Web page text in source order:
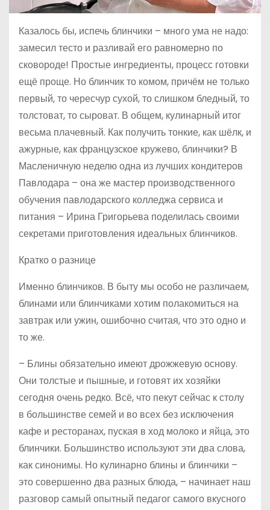
Казалось бы, испечь блинчики – много ума не надо:
замесил тесто и разливай его равномерно по
сковороде! Простые ингредиенты, процесс готовки
ещё проще. Но блинчик то комом, причём не только
первый, то чересчур сухой, то слишком бледный, то
толстоват, то сыроват. В общем, кулинарный итог
весьма плачевный. Как получить тонкие, как шёлк, и
ажурные, как французское кружево, блинчики? В
Масленичную неделю одна из лучших кондитеров
Павлодара – она же мастер производственного
обучения павлодарского колледжа сервиса и
питания – Ирина Григорьева поделилась своими
секретами приготовления идеальных блинчиков.
Кратко о разнице
Именно блинчиков. В быту мы особо не различаем,
блинами или блинчиками хотим полакомиться на
завтрак или ужин, ошибочно считая, что это одно и
то же.
– Блины обязательно имеют дрожжевую основу.
Они толстые и пышные, и готовят их хозяйки
сегодня очень редко. Всё, что пекут сейчас к столу
в большинстве семей и во всех без исключения
кафе и ресторанах, пуская в ход молоко и яйца, это
блинчики. Большинство используют эти два слова,
как синонимы. Но кулинарно блины и блинчики –
это совершенно два разных блюда, – начинает наш
разговор самый опытный педагог самого вкусного